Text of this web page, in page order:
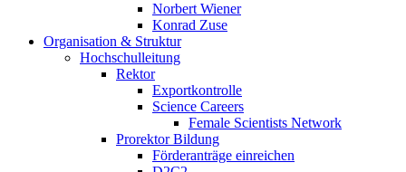
Norbert Wiener
Konrad Zuse
Organisation & Struktur
Hochschulleitung
Rektor
Exportkontrolle
Science Careers
Female Scientists Network
Prorektor Bildung
Förderanträge einreichen